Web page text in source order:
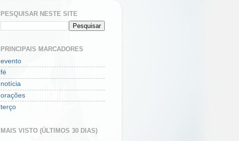
PESQUISAR NESTE SITE
PRINCIPAIS MARCADORES
evento
fé
notícia
orações
terço
MAIS VISTO (ÚLTIMOS 30 DIAS)